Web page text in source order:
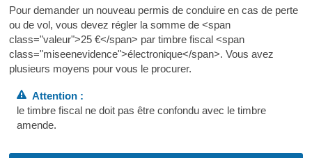
Pour demander un nouveau permis de conduire en cas de perte
ou de vol, vous devez régler la somme de <span
class="valeur">25 €</span> par timbre fiscal <span
class="miseenevidence">électronique</span>. Vous avez
plusieurs moyens pour vous le procurer.
Attention :
le timbre fiscal ne doit pas être confondu avec le timbre
amende.